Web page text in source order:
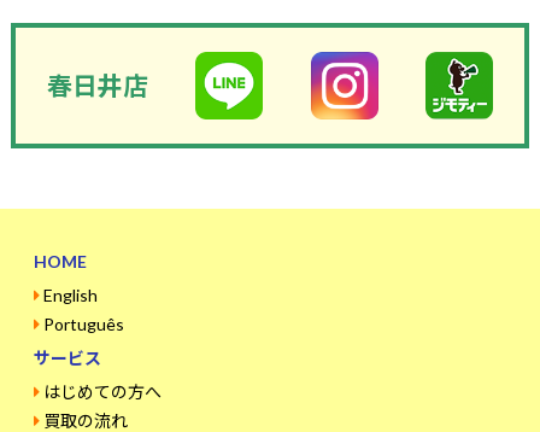
春日井店
HOME
English
Português
サービス
はじめての方へ
買取の流れ